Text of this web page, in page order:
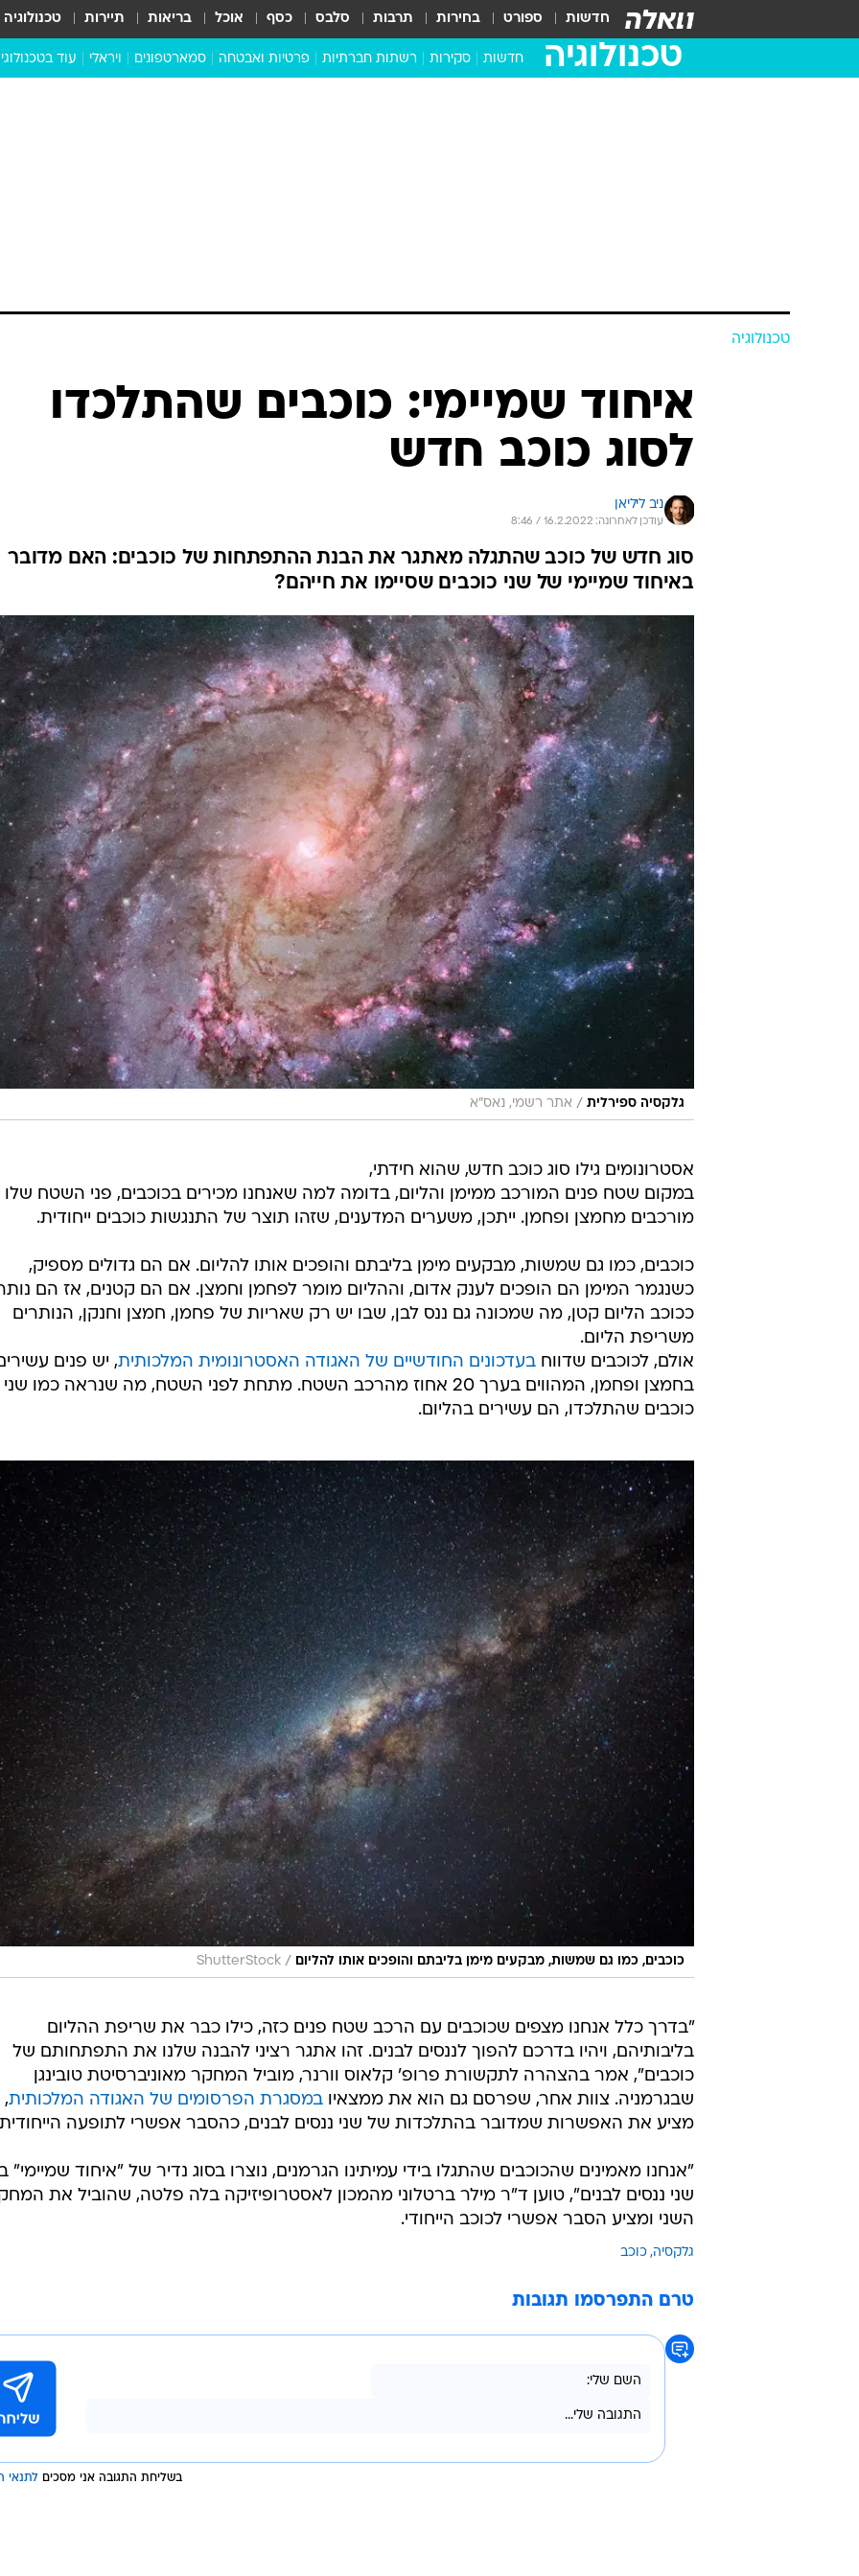
חדשות ספורט בחירות תרבות סלבס כסף אוכל בריאות תיירות טכנולוגיה
טכנולוגיה חדשות סקירות רשתות חברתיות פרטיות ואבטחה סמארטפונים ויראלי עוד
טכנולוגיה
איחוד שמיימי: כוכבים שהתלכדו
לסוג כוכב חדש
ניב ליליאן
עודכן לאחרונה: 16.2.2022 / 8:46
סוג חדש של כוכב שהתגלה מאתגר את הבנת ההתפתחות של כוכבים: האם מדובר
באיחוד שמיימי של שני כוכבים שסיימו את חייהם?
גלקסיה ספירלית / אתר רשמי, נאס"א
אסטרונומים גילו סוג כוכב חדש, שהוא חידתי,
במקום שטח פנים המורכב ממימן והליום, בדומה למה שאנחנו מכירים בכוכבים, פני השטח שלו
מורכבים מחמצן ופחמן. ייתכן, משערים המדענים, שזהו תוצר של התנגשות כוכבים ייחודית.
כוכבים, כמו גם שמשות, מבקעים מימן בליבתם והופכים אותו להליום. אם הם גדולים מספיק,
כשנגמר המימן הם הופכים לענק אדום, וההליום מומר לפחמן וחמצן. אם הם קטנים, אז הם
ככוכב הליום קטן, מה שמכונה גם ננס לבן, שבו יש רק שאריות של פחמן, חמצן וחנקן, הנותרים
משריפת הליום.
אולם, לכוכבים שדווח בעדכונים החודשיים של האגודה האסטרונומית המלכותית, יש פנים
בחמצן ופחמן, המהווים בערך 20 אחוז מהרכב השטח. מתחת לפני השטח, מה שנראה כמו שני
כוכבים שהתלכדו, הם עשירים בהליום.
כוכבים, כמו גם שמשות, מבקעים מימן בליבתם והופכים אותו להליום /
ShutterStock
"בדרך כלל אנחנו מצפים שכוכבים עם הרכב שטח פנים כזה, כילו כבר את שריפת ההליום
בליבותיהם, ויהיו בדרכם להפוך לננסים לבנים. זהו אתגר רציני להבנה שלנו את התפתחותם של
כוכבים", אמר בהצהרה לתקשורת פרופ' קלאוס וורנר, מוביל המחקר מאוניברסיטת טובינגן
שבגרמניה. צוות אחר, שפרסם גם הוא את ממצאיו במסגרת הפרסומים של האגודה המלכותית,
מציע את האפשרות שמדובר בהתלכדות של שני ננסים לבנים, כהסבר אפשרי לתופעה
"אנחנו מאמינים שהכוכבים שהתגלו בידי עמיתינו הגרמנים, נוצרו בסוג נדיר של "איחוד שמיימי"
שני ננסים לבנים", טוען ד"ר מילר ברטלוני מהמכון לאסטרופיזיקה בלה פלטה, שהוביל את
השני ומציע הסבר אפשרי לכוכב הייחודי.
גלקסיה כוכב
טרם התפרסמו תגובות
בשליחת התגובה אני מסכים לתנאי